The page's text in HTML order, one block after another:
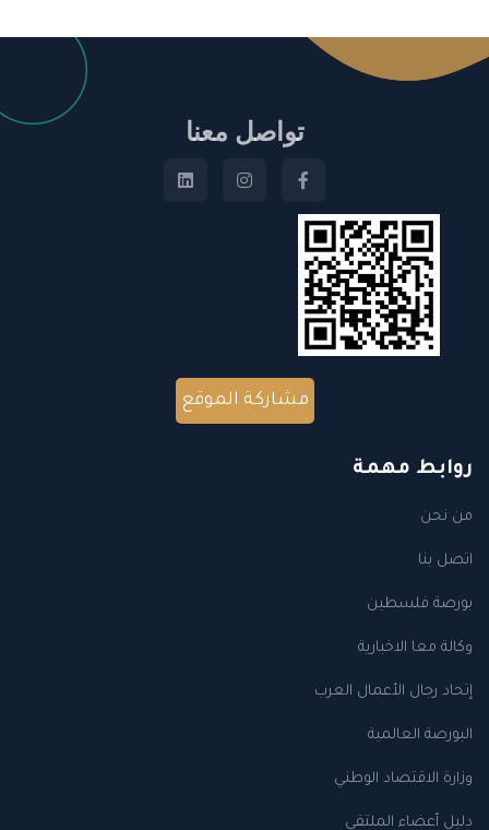
تواصل معنا
مشاركة الموقع
روابط مهمة
من نحن
اتصل بنا
بورصة فلسطين
وكالة معا الاخبارية
إتحاد رجال الأعمال العرب
البورصة العالمية
وزارة الاقتصاد الوطني
دليل أعضاء الملتقى